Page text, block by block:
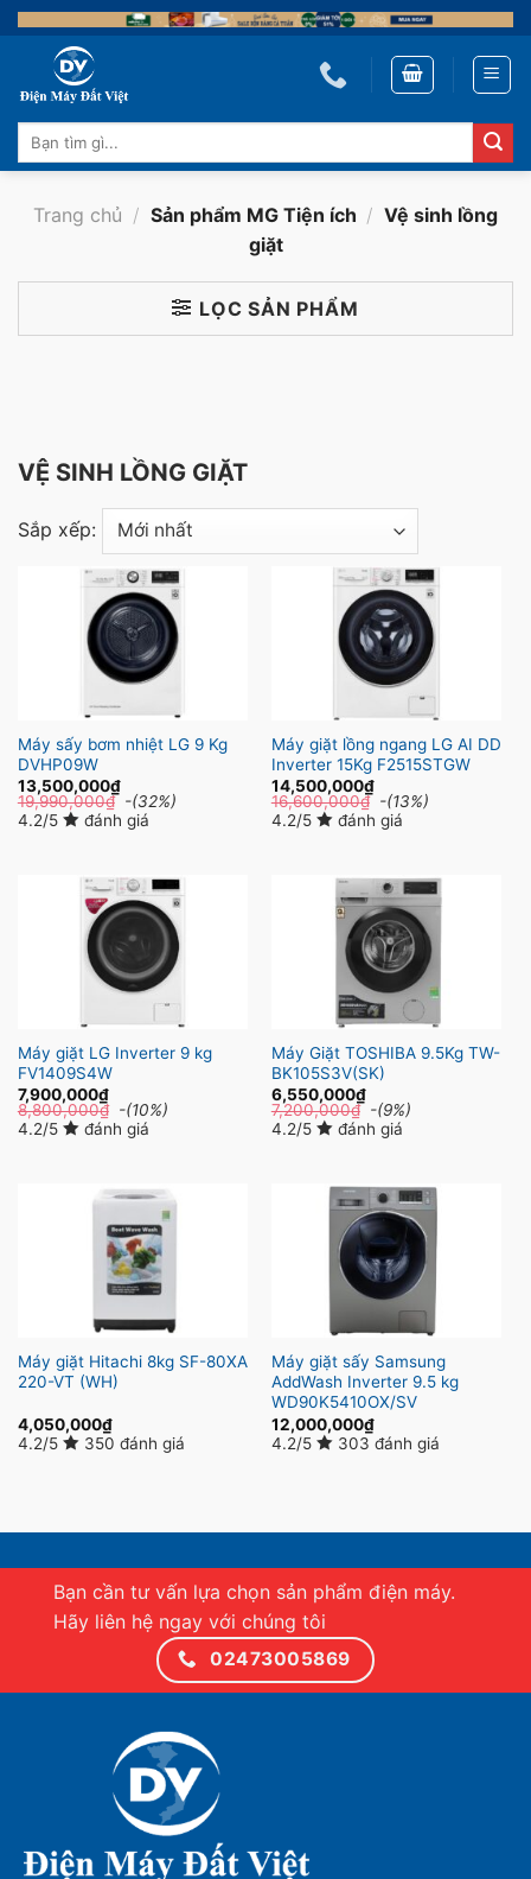
Skip
to
content
Tìm
kiếm:
Trang chủ / Sản phẩm MG Tiện ích / Vệ sinh lồng
giặt
LỌC SẢN PHẨM
VỆ SINH LỒNG GIẶT
Sắp xếp:
Máy sấy bơm nhiệt LG 9 Kg
DVHP09W
13,500,000₫
19,990,000₫ -(32%)
4.2/5
đánh giá
Máy giặt lồng ngang LG AI DD
Inverter 15Kg F2515STGW
14,500,000₫
16,600,000₫ -(13%)
4.2/5
đánh giá
Máy giặt LG Inverter 9 kg
FV1409S4W
7,900,000₫
8,800,000₫ -(10%)
4.2/5
đánh giá
Máy Giặt TOSHIBA 9.5Kg TW-
BK105S3V(SK)
6,550,000₫
7,200,000₫ -(9%)
4.2/5
đánh giá
Máy giặt Hitachi 8kg SF-80XA
220-VT (WH)
4,050,000₫
4.2/5
350 đánh giá
Máy giặt sấy Samsung
AddWash Inverter 9.5 kg
WD90K5410OX/SV
12,000,000₫
4.2/5
303 đánh giá
Bạn cần tư vấn lựa chọn sản phẩm điện máy.
Hãy liên hệ ngay với chúng tôi
02473005869